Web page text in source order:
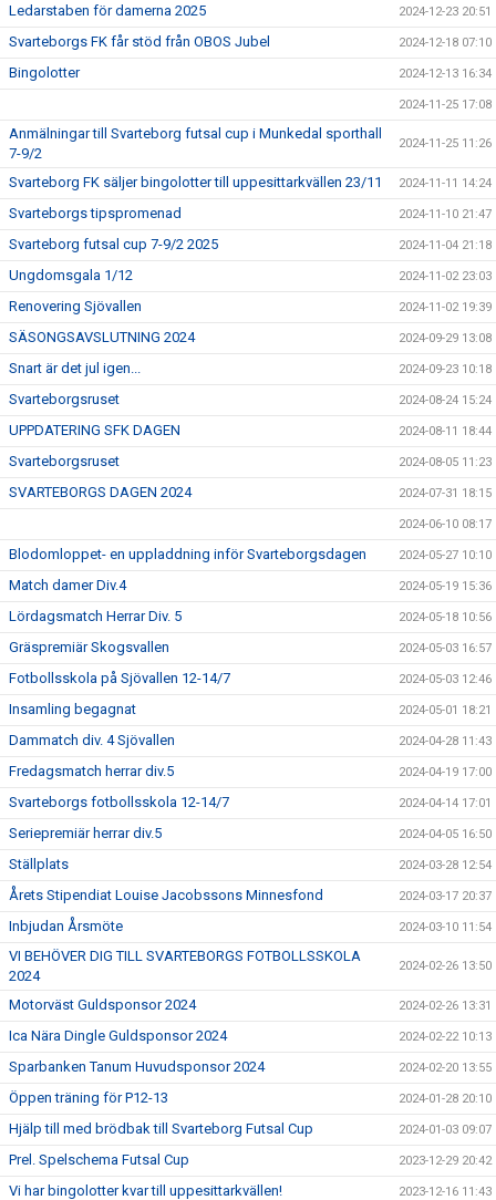
Ledarstaben för damerna 2025 2024-12-23 20:51
Svarteborgs FK får stöd från OBOS Jubel 2024-12-18 07:10
Bingolotter 2024-12-13 16:34
2024-11-25 17:08
Anmälningar till Svarteborg futsal cup i Munkedal sporthall
7-9/2
2024-11-25 11:26
Svarteborg FK säljer bingolotter till uppesittarkvällen 23/11 2024-11-11 14:24
Svarteborgs tipspromenad 2024-11-10 21:47
Svarteborg futsal cup 7-9/2 2025 2024-11-04 21:18
Ungdomsgala 1/12 2024-11-02 23:03
Renovering Sjövallen 2024-11-02 19:39
SÄSONGSAVSLUTNING 2024 2024-09-29 13:08
Snart är det jul igen... 2024-09-23 10:18
Svarteborgsruset 2024-08-24 15:24
UPPDATERING SFK DAGEN 2024-08-11 18:44
Svarteborgsruset 2024-08-05 11:23
SVARTEBORGS DAGEN 2024 2024-07-31 18:15
2024-06-10 08:17
Blodomloppet- en uppladdning inför Svarteborgsdagen 2024-05-27 10:10
Match damer Div.4 2024-05-19 15:36
Lördagsmatch Herrar Div. 5 2024-05-18 10:56
Gräspremiär Skogsvallen 2024-05-03 16:57
Fotbollsskola på Sjövallen 12-14/7 2024-05-03 12:46
Insamling begagnat 2024-05-01 18:21
Dammatch div. 4 Sjövallen 2024-04-28 11:43
Fredagsmatch herrar div.5 2024-04-19 17:00
Svarteborgs fotbollsskola 12-14/7 2024-04-14 17:01
Seriepremiär herrar div.5 2024-04-05 16:50
Ställplats 2024-03-28 12:54
Årets Stipendiat Louise Jacobssons Minnesfond 2024-03-17 20:37
Inbjudan Årsmöte 2024-03-10 11:54
VI BEHÖVER DIG TILL SVARTEBORGS FOTBOLLSSKOLA
2024
2024-02-26 13:50
Motorväst Guldsponsor 2024 2024-02-26 13:31
Ica Nära Dingle Guldsponsor 2024 2024-02-22 10:13
Sparbanken Tanum Huvudsponsor 2024 2024-02-20 13:55
Öppen träning för P12-13 2024-01-28 20:10
Hjälp till med brödbak till Svarteborg Futsal Cup 2024-01-03 09:07
Prel. Spelschema Futsal Cup 2023-12-29 20:42
Vi har bingolotter kvar till uppesittarkvällen! 2023-12-16 11:43